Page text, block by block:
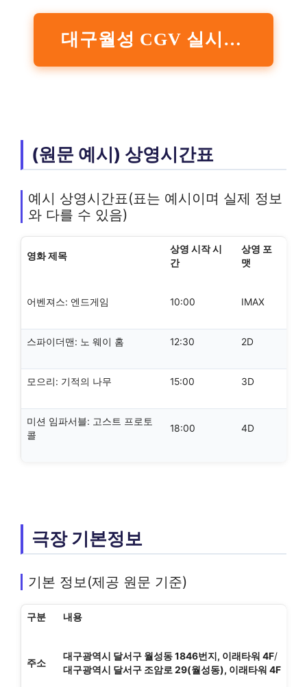
대구월성 CGV 실시간 상영시간표 확인하기
(원문 예시) 상영시간표
예시 상영시간표(표는 예시이며 실제 정보
와 다를 수 있음)
영화 제목
상영 시작 시
간
상영 포
맷
어벤져스: 엔드게임 10:00 IMAX
스파이더맨: 노 웨이 홈 12:30 2D
모으리: 기적의 나무 15:00 3D
미션 임파서블: 고스트 프로토
콜
18:00 4D
극장 기본정보
기본 정보(제공 원문 기준)
구분 내용
주소
대구광역시 달서구 월성동 1846번지, 이래타워 4F/
대구광역시 달서구 조암로 29(월성동), 이래타워 4F